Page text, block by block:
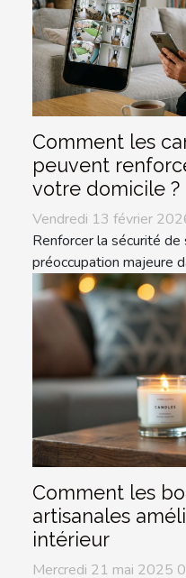
Comment les
peuvent
votre domicile ?
Vendredi 13 février
Renforcer la sécurité
préoccupation majeure
Comment les
artisanales
intérieur
Mercredi 21 mai 2025